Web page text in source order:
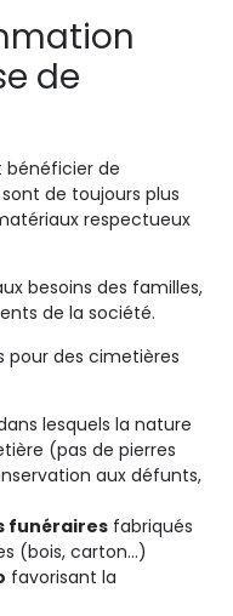
de
bénéficier de
de toujours plus
respectueux
besoins des familles,
de la société.
pour des cimetières
lesquels la nature
(pas de pierres
aux défunts,
funéraires fabriqués
(bois, carton…)
favorisant la